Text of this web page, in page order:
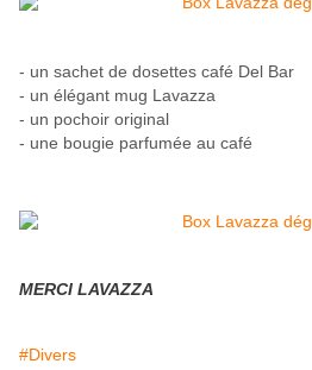
- un sachet de dosettes café Del Bar
- un élégant mug Lavazza
- un pochoir original
- une bougie parfumée au café
MERCI LAVAZZA
#Divers